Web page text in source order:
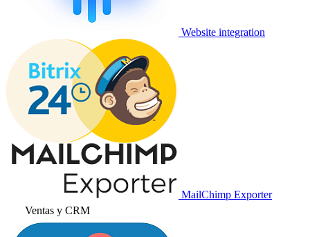
Website integration
MailChimp Exporter
Ventas y CRM